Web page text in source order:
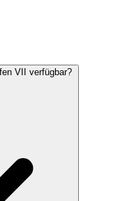
VII verfügbar?